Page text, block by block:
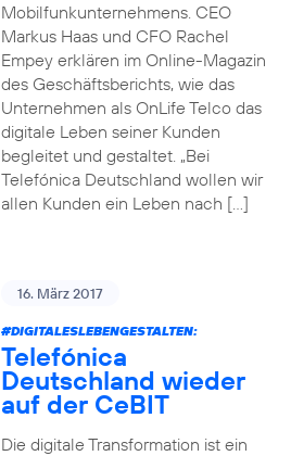
Mobilfunkunternehmens. CEO
Markus Haas und CFO Rachel
Empey erklären im Online-Magazin
des Geschäftsberichts, wie das
Unternehmen als OnLife Telco das
digitale Leben seiner Kunden
begleitet und gestaltet. „Bei
Telefónica Deutschland wollen wir
allen Kunden ein Leben nach […]
16. März 2017
#DIGITALESLEBENGESTALTEN:
Telefónica
Deutschland wieder
auf der CeBIT
Die digitale Transformation ist ein